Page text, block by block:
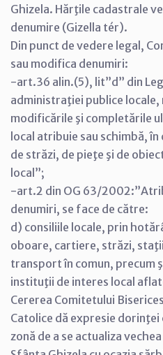
Ghizela. Hărţile cadastrale
denumire (Gizella tér).
Din punct de vedere legal,
sau modifica denumiri:
-art.36 alin.(5), lit”d” din
administraţiei publice locale,
modificările şi completările
local atribuie sau schimbă,
de străzi, de pieţe şi de
local”;
-art.2 din OG 63/
denumiri, se face de către:
d) consiliile locale, prin
oboare, cartiere, străzi,
transport în comun, precum
instituţii de interes local
Cererea Comitetului
Catolice dă expresie
zonă de a se actualiza